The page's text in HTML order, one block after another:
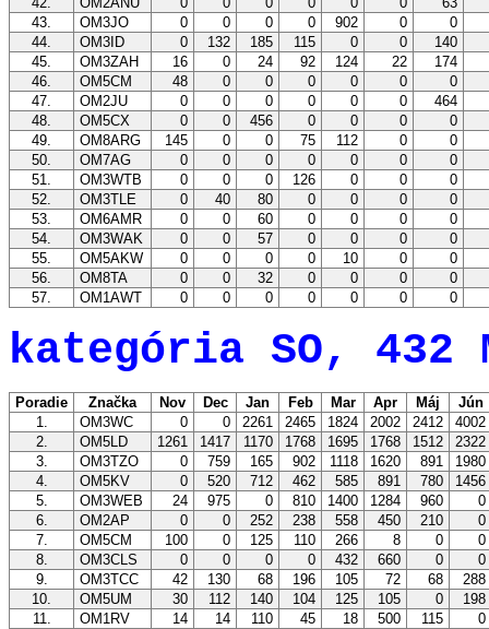
43.
OM3JO 0 0 0 0 902 0 0
44.
OM3ID 0 132 185 115 0 0 140
45.
OM3ZAH 16 0 24 92 124 22 174
46.
OM5CM 48 0 0 0 0 0 0
47.
OM2JU 0 0 0 0 0 0 464
48.
OM5CX 0 0 456 0 0 0 0
49.
OM8ARG 145 0 0 75 112 0 0
50.
OM7AG 0 0 0 0 0 0 0
51.
OM3WTB 0 0 0 126 0 0 0
52.
OM3TLE 0 40 80 0 0 0 0
53.
OM6AMR 0 0 60 0 0 0 0
54.
OM3WAK 0 0 57 0 0 0 0
55.
OM5AKW 0 0 0 0 10 0 0
56.
OM8TA 0 0 32 0 0 0 0
57.
OM1AWT 0 0 0 0 0 0 0
kategória SO, 432
Poradie Značka Nov Dec Jan Feb Mar Apr Máj
Jún
1.
OM3WC 0 0 2261 2465 1824 2002 2412
4002
2.
OM5LD 1261 1417 1170 1768 1695 1768 1512
2322
3.
OM3TZO 0 759 165 902 1118 1620 891
1980
4.
OM5KV 0 520 712 462 585 891 780
1456
5.
OM3WEB 24 975 0 810 1400 1284 960
0
6.
OM2AP 0 0 252 238 558 450 210
0
7.
OM5CM 100 0 125 110 266 8 0
0
8.
OM3CLS 0 0 0 0 432 660 0
0
9.
OM3TCC 42 130 68 196 105 72 68
288
10.
OM5UM 30 112 140 104 125 105 0
198
11.
OM1RV 14 14 110 45 18 500 115
0